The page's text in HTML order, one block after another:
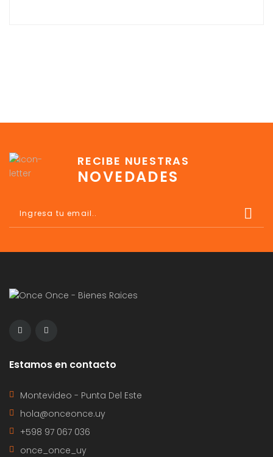
RECIBE NUESTRAS
NOVEDADES
Estamos en contacto
Montevideo - Punta Del Este
hola@onceonce.uy
+598 97 067 036
once_once_uy